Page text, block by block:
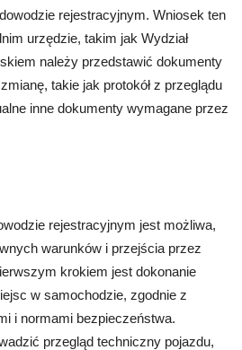
rejestracyjnym. Wniosek ten
urzędzie, takim jak Wydział
należy przedstawić dokumenty
takie jak protokół z przeglądu
inne dokumenty wymagane przez
rejestracyjnym jest możliwa,
warunków i przejścia przez
krokiem jest dokonanie
w samochodzie, zgodnie z
i normami bezpieczeństwa.
przegląd techniczny pojazdu,